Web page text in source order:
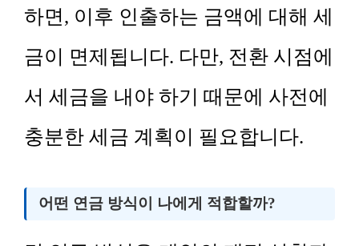
하면, 이후 인출하는 금액에 대해 세
금이 면제됩니다. 다만, 전환 시점에
서 세금을 내야 하기 때문에 사전에
충분한 세금 계획이 필요합니다.
어떤 연금 방식이 나에게 적합할까?